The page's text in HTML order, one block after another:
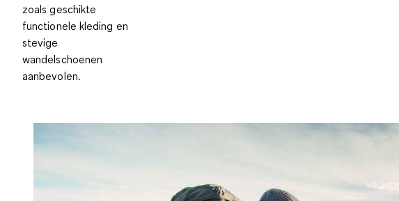
zoals geschikte
functionele kleding en
stevige
wandelschoenen
aanbevolen.